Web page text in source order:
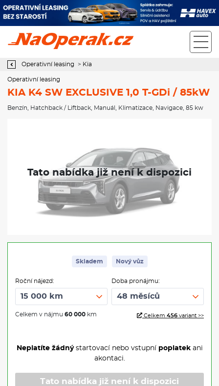
Operativní leasing KIA K4 SW EXCLUSIVE 1,0 T-GDi / 85kW
Operativní leasing > Kia
Operativní leasing
KIA K4 SW EXCLUSIVE 1,0 T-GDi / 85kW
Benzín Hatchback / Liftback Manuál Klimatizace Navigace , 85 kw
Skladem Nový vůz
Roční nájezd:
Celkem v nájmu 60 000 km
Doba pronájmu:
Celkem 456 variant >>
Neplatíte žádnýstartovací nebo vstupní poplatekani
akontaci.
Tato nabídka již není k dispozici